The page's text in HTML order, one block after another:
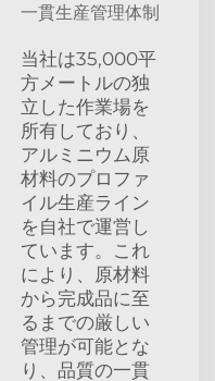
一貫生産管理体制
当社は35,000平
方メートルの独
立した作業場を
所有しており、
アルミニウム原
材料のプロファ
イル生産ライン
を自社で運営し
ています。これ
により、原材料
から完成品に至
るまでの厳しい
管理が可能とな
り、品質の一貫